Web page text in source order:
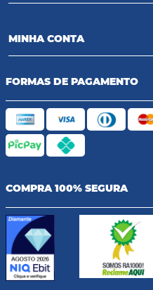
MINHA CONTA
FORMAS DE PAGAMENTO
COMPRA 100% SEGURA